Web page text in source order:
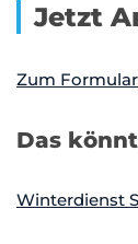
Jetzt
Zum Formular
Das
Winterdienst